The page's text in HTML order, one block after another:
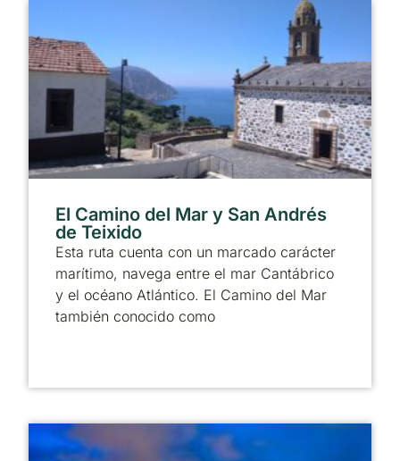
El Camino del Mar y San Andrés
de Teixido
Esta ruta cuenta con un marcado carácter
marítimo, navega entre el mar Cantábrico
y el océano Atlántico. El Camino del Mar
también conocido como